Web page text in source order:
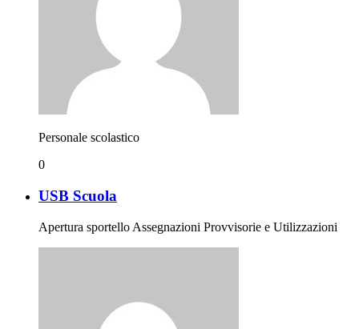
Personale scolastico
0
USB Scuola
Apertura sportello Assegnazioni Provvisorie e Utilizzazioni